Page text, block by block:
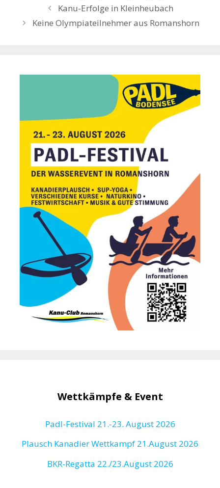
Kanu-Erfolge in Kleinheubach
Keine Olympiateilnehmer aus Romanshorn
Wettkämpfe & Event
Padl-Festival 21.-23. August 2026
Plausch Kanadier Wettkampf 21.August 2026
BKR-Regatta 22./23.August 2026